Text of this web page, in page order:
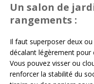
Un salon de
rangements :
Il faut superposer deux
décalant légèrement pour
Vous pouvez visser ou
renforcer la stabilité du